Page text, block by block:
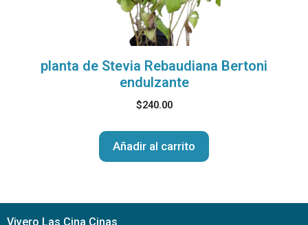
planta de Stevia Rebaudiana Bertoni
endulzante
$240.00
Añadir al carrito
Vivero Las Cina Cinas